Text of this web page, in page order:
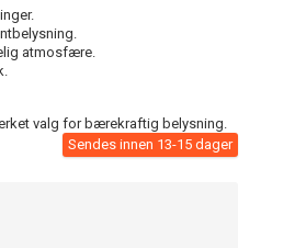
atmosfære.
valg for bærekraftig belysning.
Sendes innen 13-15 dager